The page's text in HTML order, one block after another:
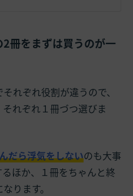
冊をまずは買うのが一
れぞれ役割が違うので、
れぞれ１冊づつ選びま
だら浮気をしないのも大事
ほか、１冊をちゃんと終
ります。